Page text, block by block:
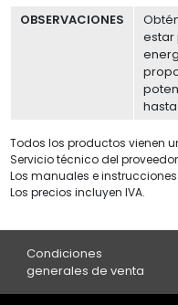
OBSERVACIONES
estar
Todos los productos vienen
Servicio técnico del
Los manuales e
Los precios incluyen IVA.
Condiciones
generales de venta